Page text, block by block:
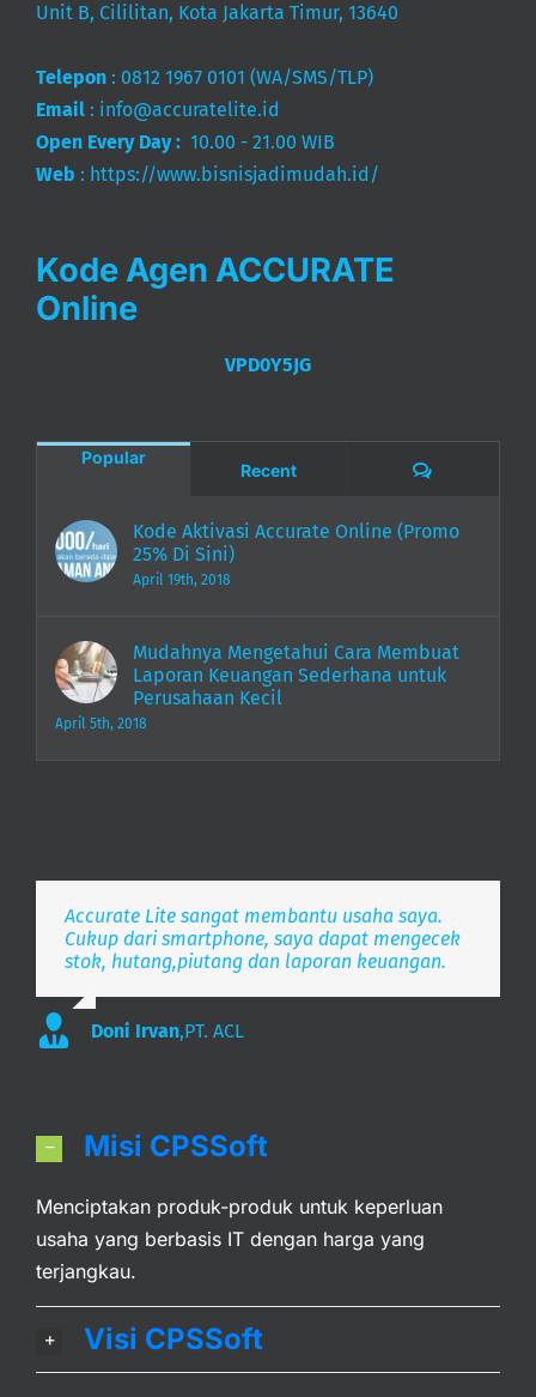
Unit B, Cililitan, Kota Jakarta Timur, 13640
Telepon : 0812 1967 0101 (WA/SMS/TLP)
Email : info@accuratelite.id
Open Every Day : 10.00 - 21.00 WIB
Web : https://www.bisnisjadimudah.id/
Kode Agen ACCURATE
Online
VPD0Y5JG
Popular
Recent Comments
Kode Aktivasi Accurate Online (Promo
25% Di Sini)
April 19th, 2018
Mudahnya Mengetahui Cara Membuat
Laporan Keuangan Sederhana untuk
Perusahaan Kecil
April 5th, 2018
Accurate Lite sangat membantu usaha saya.
Cukup dari smartphone, saya dapat mengecek
stok, hutang,piutang dan laporan keuangan.
Doni Irvan,PT. ACL
Aplikasi pembukuan Zaman Now, i’m Happy.
Simpel, Mobile Friendly, Realtime.
Misi CPSSoft
Menciptakan produk-produk untuk keperluan
usaha yang berbasis IT dengan harga yang
terjangkau.
Visi CPSSoft